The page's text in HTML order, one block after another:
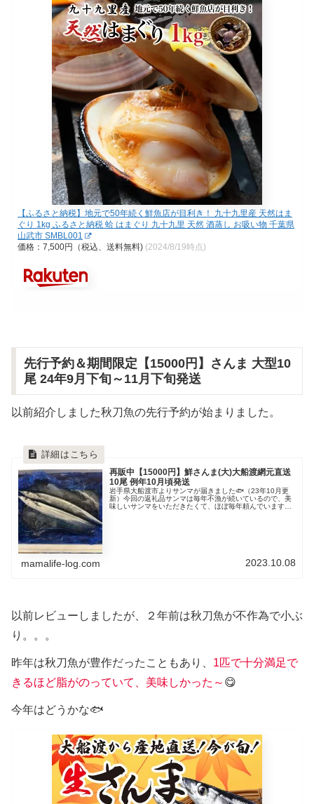
【ふるさと納税】地元で50年続く鮮魚店が目利き！ 九十九里産 天然はま
ぐり 1kg ふるさと納税 蛤 はまぐり 九十九里 天然 酒蒸し お吸い物 千葉県
山武市 SMBL001
価格：7,500円（税込、送料無料) (2024/8/19時点)
先行予約＆期間限定【15000円】さんま 大型10
尾 24年9月下旬～11月下旬発送
以前紹介しました秋刀魚の先行予約が始まりました。
再販中【15000円】鮮さんま(大)大船渡網元直送
10尾 例年10月頃発送
岩手県大船渡市よりサンマが届きました🐟️（23年10月更
新）今回の返礼品サンマは毎年不漁が続いているので、美
味しいサンマをいただきたくて、ほぼ毎年頼んでいます。
mamalife-log.com 2023.10.08
以前レビューしましたが、２年前は秋刀魚が不作為で小ぶ
り。。。
昨年は秋刀魚が豊作だったこともあり、 1匹で十分満足で
きるほど脂がのっていて、美味しかった～ 😋
今年はどうかな🐟